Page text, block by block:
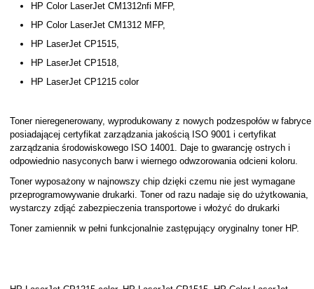
HP Color LaserJet CM1312nfi MFP,
HP Color LaserJet CM1312 MFP,
HP LaserJet CP1515,
HP LaserJet CP1518,
HP LaserJet CP1215 color
Toner nieregenerowany, wyprodukowany z nowych podzespołów w fabryce
posiadającej certyfikat zarządzania jakością ISO 9001 i certyfikat
zarządzania środowiskowego ISO 14001. Daje to gwarancję ostrych i
odpowiednio nasyconych barw i wiernego odwzorowania odcieni koloru.
Toner wyposażony w najnowszy chip dzięki czemu nie jest wymagane
przeprogramowywanie drukarki. Toner od razu nadaje się do użytkowania,
wystarczy zdjąć zabezpieczenia transportowe i włożyć do drukarki
Toner zamiennik w pełni funkcjonalnie zastępujący oryginalny toner HP.